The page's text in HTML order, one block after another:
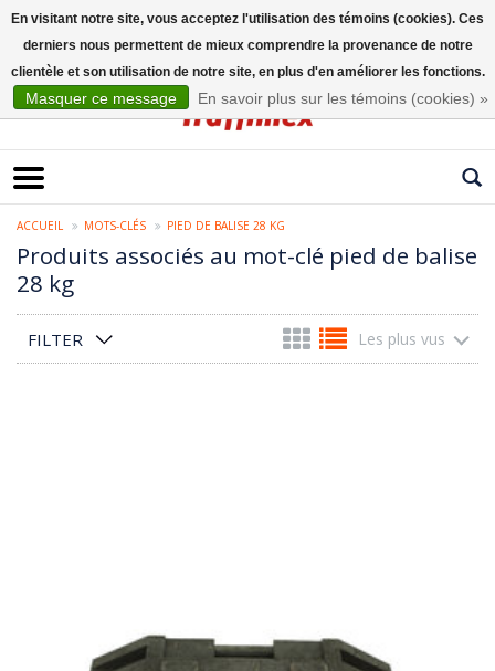
ACCUEIL MOTS-CLÉS PIED DE BALISE 28 KG
Produits associés au mot-clé pied de balise
28 kg
FILTER Les plus vus
En visitant notre site, vous acceptez l'utilisation des témoins (cookies). Ces
derniers nous permettent de mieux comprendre la provenance de notre
clientèle et son utilisation de notre site, en plus d'en améliorer les fonctions.
Masquer ce message En savoir plus sur les témoins (cookies) »